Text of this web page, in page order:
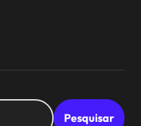
Pesquisar